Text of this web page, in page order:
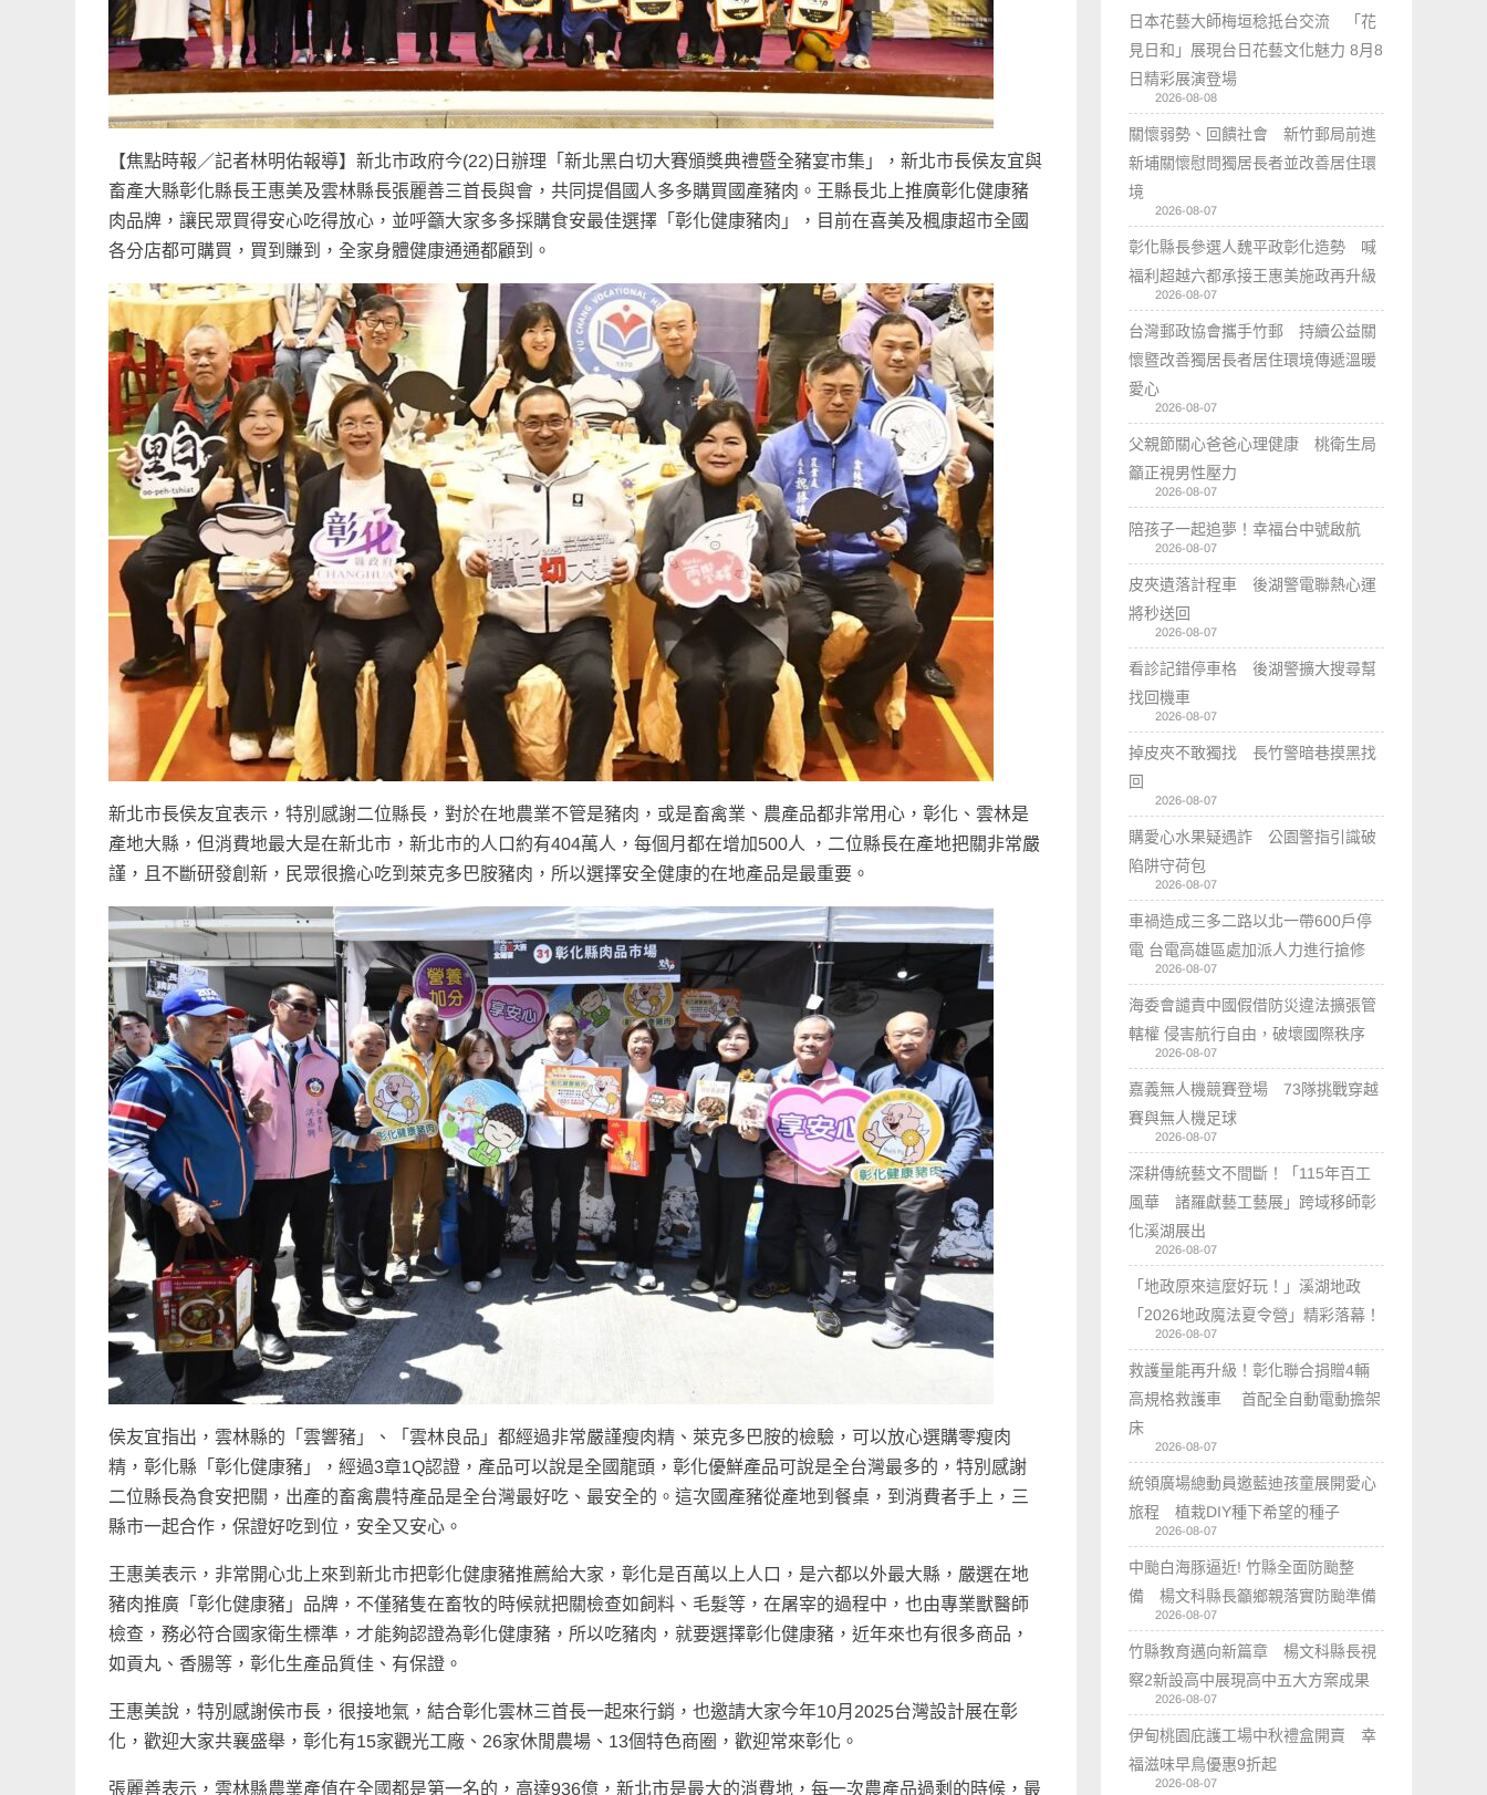
【焦點時報／記者林明佑報導】新北市政府今(22)日辦理「新北黑白切大賽頒獎典禮暨全豬宴市集」，新北市長侯友宜與
畜產大縣彰化縣長王惠美及雲林縣長張麗善三首長與會，共同提倡國人多多購買國產豬肉。王縣長北上推廣彰化健康豬
肉品牌，讓民眾買得安心吃得放心，並呼籲大家多多採購食安最佳選擇「彰化健康豬肉」，目前在喜美及楓康超市全國
各分店都可購買，買到賺到，全家身體健康通通都顧到。
新北市長侯友宜表示，特別感謝二位縣長，對於在地農業不管是豬肉，或是畜禽業、農產品都非常用心，彰化、雲林是
產地大縣，但消費地最大是在新北市，新北市的人口約有404萬人，每個月都在增加500人 ，二位縣長在產地把關非常嚴
謹，且不斷研發創新，民眾很擔心吃到萊克多巴胺豬肉，所以選擇安全健康的在地產品是最重要。
侯友宜指出，雲林縣的「雲響豬」、「雲林良品」都經過非常嚴謹瘦肉精、萊克多巴胺的檢驗，可以放心選購零瘦肉
精，彰化縣「彰化健康豬」，經過3章1Q認證，產品可以說是全國龍頭，彰化優鮮產品可說是全台灣最多的，特別感謝
二位縣長為食安把關，出產的畜禽農特產品是全台灣最好吃、最安全的。這次國產豬從產地到餐桌，到消費者手上，三
縣市一起合作，保證好吃到位，安全又安心。
王惠美表示，非常開心北上來到新北市把彰化健康豬推薦給大家，彰化是百萬以上人口，是六都以外最大縣，嚴選在地
豬肉推廣「彰化健康豬」品牌，不僅豬隻在畜牧的時候就把關檢查如飼料、毛髮等，在屠宰的過程中，也由專業獸醫師
檢查，務必符合國家衛生標準，才能夠認證為彰化健康豬，所以吃豬肉，就要選擇彰化健康豬，近年來也有很多商品，
如貢丸、香腸等，彰化生產品質佳、有保證。
王惠美說，特別感謝侯市長，很接地氣，結合彰化雲林三首長一起來行銷，也邀請大家今年10月2025台灣設計展在彰
化，歡迎大家共襄盛舉，彰化有15家觀光工廠、26家休閒農場、13個特色商圈，歡迎常來彰化。
張麗善表示，雲林縣農業產值在全國都是第一名的，高達936億，新北市是最大的消費地，每一次農產品過剩的時候，最
日本花藝大師梅垣稔抵台交流 「花
見日和」展現台日花藝文化魅力 8月8
日精彩展演登場
2026-08-08
關懷弱勢、回饋社會 新竹郵局前進
新埔關懷慰問獨居長者並改善居住環
境
2026-08-07
彰化縣長參選人魏平政彰化造勢 喊
福利超越六都承接王惠美施政再升級
2026-08-07
台灣郵政協會攜手竹郵 持續公益關
懷暨改善獨居長者居住環境傳遞溫暖
愛心
2026-08-07
父親節關心爸爸心理健康 桃衛生局
籲正視男性壓力
2026-08-07
陪孩子一起追夢！幸福台中號啟航
2026-08-07
皮夾遺落計程車 後湖警電聯熱心運
將秒送回
2026-08-07
看診記錯停車格 後湖警擴大搜尋幫
找回機車
2026-08-07
掉皮夾不敢獨找 長竹警暗巷摸黑找
回
2026-08-07
購愛心水果疑遇詐 公園警指引識破
陷阱守荷包
2026-08-07
車禍造成三多二路以北一帶600戶停
電 台電高雄區處加派人力進行搶修
2026-08-07
海委會譴責中國假借防災違法擴張管
轄權 侵害航行自由，破壞國際秩序
2026-08-07
嘉義無人機競賽登場 73隊挑戰穿越
賽與無人機足球
2026-08-07
深耕傳統藝文不間斷！「115年百工
風華 諸羅獻藝工藝展」跨域移師彰
化溪湖展出
2026-08-07
「地政原來這麼好玩！」溪湖地政
「2026地政魔法夏令營」精彩落幕！
2026-08-07
救護量能再升級！彰化聯合捐贈4輛
高規格救護車 首配全自動電動擔架
床
2026-08-07
統領廣場總動員邀藍迪孩童展開愛心
旅程 植栽DIY種下希望的種子
2026-08-07
中颱白海豚逼近! 竹縣全面防颱整
備 楊文科縣長籲鄉親落實防颱準備
2026-08-07
竹縣教育邁向新篇章 楊文科縣長視
察2新設高中展現高中五大方案成果
2026-08-07
伊甸桃園庇護工場中秋禮盒開賣 幸
福滋味早鳥優惠9折起
2026-08-07